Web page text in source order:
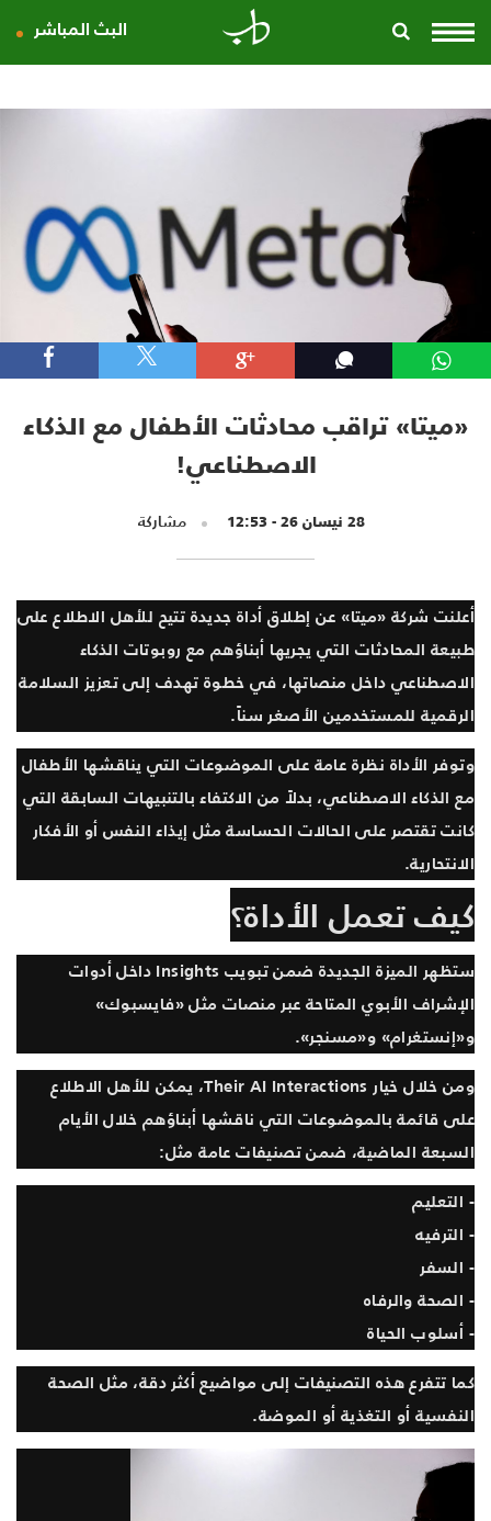
البث المباشر
«ميتا» تراقب محادثات الأطفال مع الذكاء
الاصطناعي!
28 نيسان 26 - 12:53 مشاركة
أعلنت شركة «ميتا» عن إطلاق أداة جديدة تتيح للأهل الاطلاع على
طبيعة المحادثات التي يجريها أبناؤهم مع روبوتات الذكاء
الاصطناعي داخل منصاتها، في خطوة تهدف إلى تعزيز السلامة
الرقمية للمستخدمين الأصغر سناً.
وتوفر الأداة نظرة عامة على الموضوعات التي يناقشها الأطفال
مع الذكاء الاصطناعي، بدلاً من الاكتفاء بالتنبيهات السابقة التي
كانت تقتصر على الحالات الحساسة مثل إيذاء النفس أو الأفكار
الانتحارية.
كيف تعمل الأداة؟
ستظهر الميزة الجديدة ضمن تبويب Insights داخل أدوات
الإشراف الأبوي المتاحة عبر منصات مثل «فايسبوك»
و«إنستغرام» و«مسنجر».
ومن خلال خيار Their AI Interactions، يمكن للأهل الاطلاع
على قائمة بالموضوعات التي ناقشها أبناؤهم خلال الأيام
السبعة الماضية، ضمن تصنيفات عامة مثل:
- التعليم
- الترفيه
- السفر
- الصحة والرفاه
- أسلوب الحياة
كما تتفرع هذه التصنيفات إلى مواضيع أكثر دقة، مثل الصحة
النفسية أو التغذية أو الموضة.